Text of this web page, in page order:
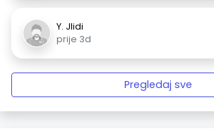
Y. Jlidi
prije 3d
Pregledaj sve